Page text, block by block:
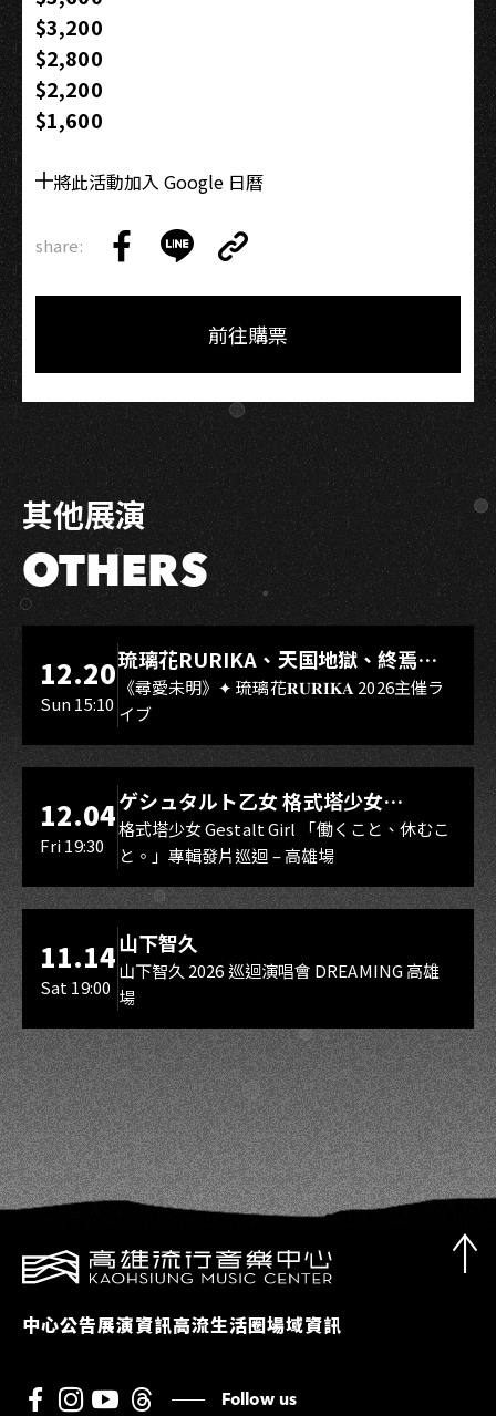
$3,200
$2,800
$2,200
$1,600
將此活動加入 Google 日曆
share:
on
on
Link
Copy
前往購票
其他展演
OTHERS
LIVE WAREHOUSE 小庫
12.20
Sun 15:10
琉璃花RURIKA、天国地獄、終焉
Rebirth、DUALIA、無我夢中、花奏
スマイル（O.A.）
《尋愛未明》✦ 琉璃花𝐑𝐔𝐑𝐈𝐊𝐀 2026主催ラ
イブ
LIVE WAREHOUSE 小庫
12.04
Fri 19:30
ゲシュタルト乙女 格式塔少女
Gestalt Girl
格式塔少女 Gestalt Girl 「働くこと、休むこ
と。」專輯發片巡迴 – 高雄場
11.14
Sat 19:00
山下智久
山下智久 2026 巡迴演唱會 DREAMING 高雄
場
中心公告展演資訊高流生活圈場域資訊
Follow us